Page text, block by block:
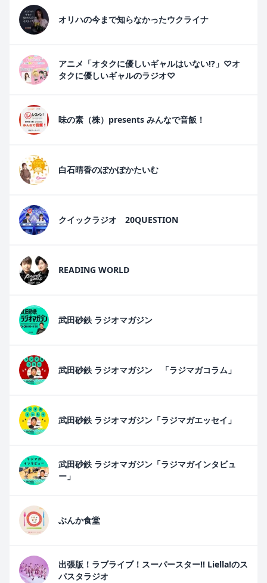
オリハの今まで知らなかったウクライナ
アニメ「オタクに優しいギャルはいない!?」♡オ
タクに優しいギャルのラジオ♡
味の素（株）presents みんなで音飯！
白石晴香のぽかぽかたいむ
クイックラジオ 20QUESTION
READING WORLD
武田砂鉄 ラジオマガジン
武田砂鉄 ラジオマガジン 「ラジマガコラム」
武田砂鉄 ラジオマガジン「ラジマガエッセイ」
武田砂鉄 ラジオマガジン「ラジマガインタビュ
ー」
ぶんか食堂
出張版！ラブライブ！スーパースター!! Liella!のス
パスタラジオ